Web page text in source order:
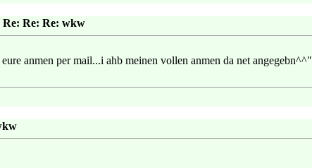
Re: Re: Re: wkw
anmen per mail...i ahb meinen vollen anmen da net angegebn^^"